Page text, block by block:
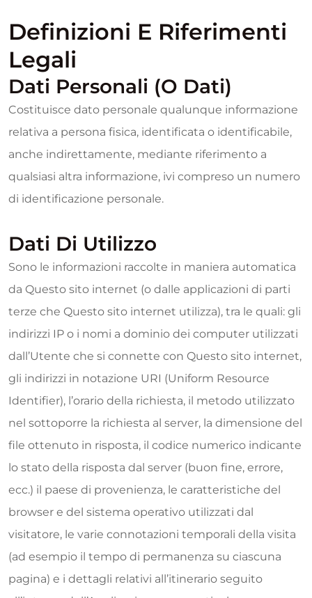
Definizioni E Riferimenti
Legali
Dati Personali (o Dati)
Costituisce dato personale qualunque informazione
relativa a persona fisica, identificata o identificabile,
anche indirettamente, mediante riferimento a
qualsiasi altra informazione, ivi compreso un numero
di identificazione personale.
Dati Di Utilizzo
Sono le informazioni raccolte in maniera automatica
da Questo sito internet (o dalle applicazioni di parti
terze che Questo sito internet utilizza), tra le quali: gli
indirizzi IP o i nomi a dominio dei computer utilizzati
dall’Utente che si connette con Questo sito internet,
gli indirizzi in notazione URI (Uniform Resource
Identifier), l’orario della richiesta, il metodo utilizzato
nel sottoporre la richiesta al server, la dimensione del
file ottenuto in risposta, il codice numerico indicante
lo stato della risposta dal server (buon fine, errore,
ecc.) il paese di provenienza, le caratteristiche del
browser e del sistema operativo utilizzati dal
visitatore, le varie connotazioni temporali della visita
(ad esempio il tempo di permanenza su ciascuna
pagina) e i dettagli relativi all’itinerario seguito